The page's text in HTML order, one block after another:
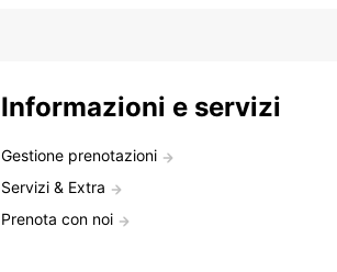
Informazioni e servizi
Gestione prenotazioni
Servizi & Extra
Prenota con noi